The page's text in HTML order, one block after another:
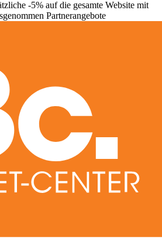
-5% auf die gesamte Website mit
Partnerangebote